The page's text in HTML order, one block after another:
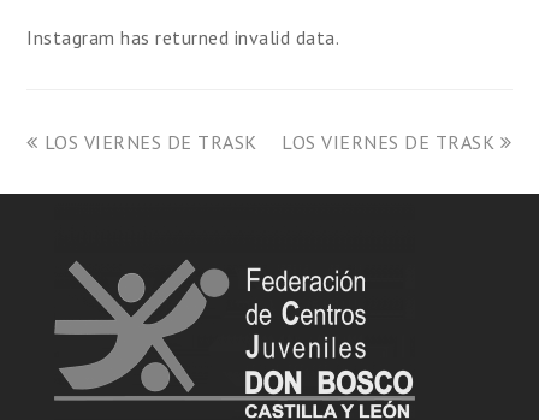
Instagram has returned invalid data.
LOS VIERNES DE TRASK LOS VIERNES DE TRASK